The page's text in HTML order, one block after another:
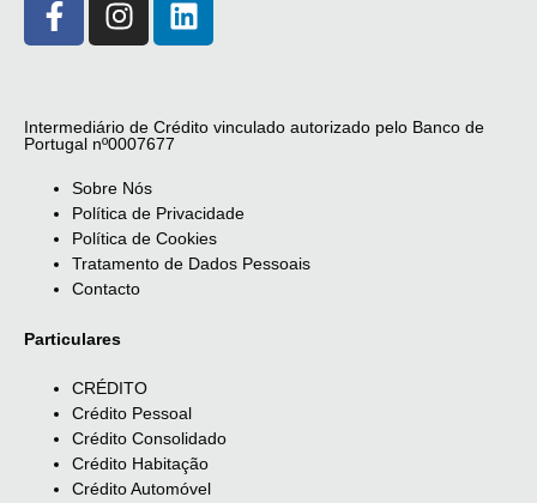
Intermediário de Crédito vinculado autorizado pelo Banco de
Portugal nº0007677
Sobre Nós
Política de Privacidade
Política de Cookies
Tratamento de Dados Pessoais
Contacto
Particulares
CRÉDITO
Crédito Pessoal
Crédito Consolidado
Crédito Habitação
Crédito Automóvel